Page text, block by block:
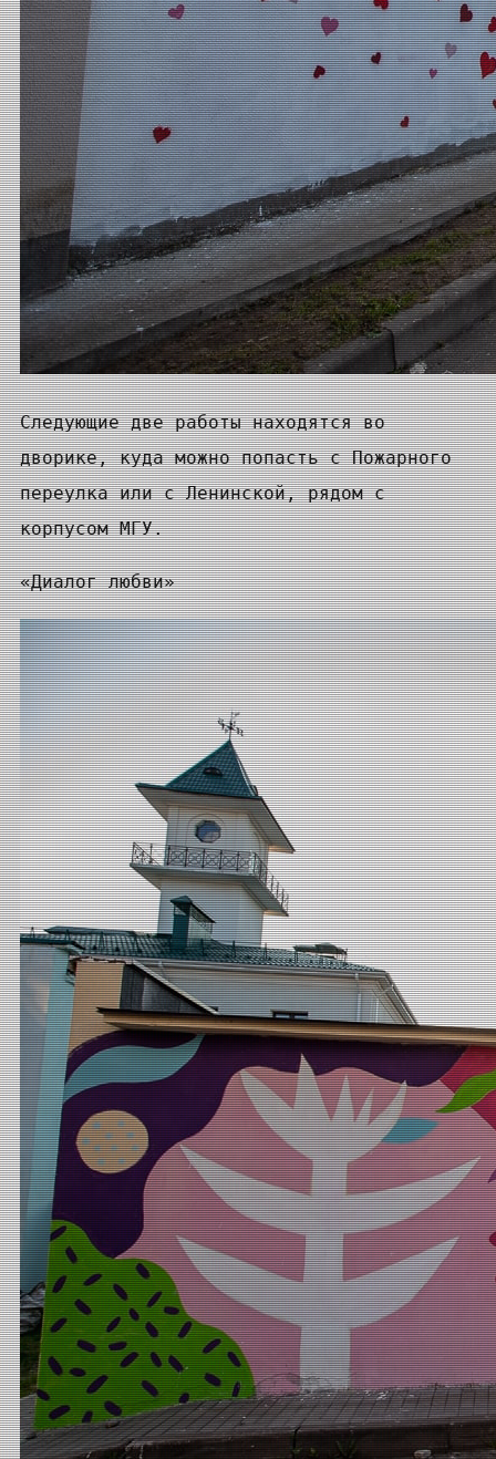
Следующие две работы находятся во
дворике, куда можно попасть с Пожарного
переулка или с Ленинской, рядом с
корпусом МГУ.
«Диалог любви»